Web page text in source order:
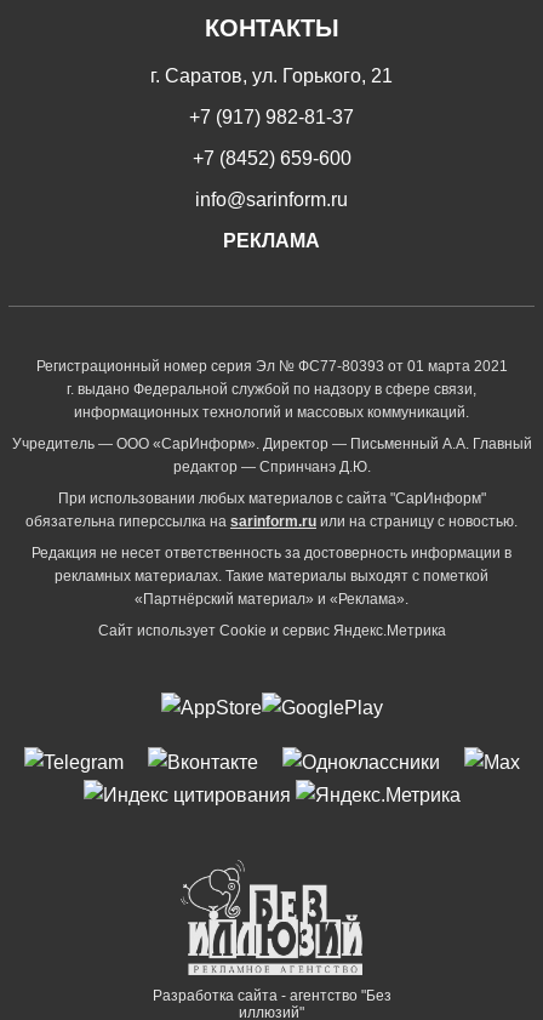
КОНТАКТЫ
г. Саратов, ул. Горького, 21
+7 (917) 982-81-37
+7 (8452) 659-600
info@sarinform.ru
РЕКЛАМА
Регистрационный номер серия Эл № ФС77-80393 от 01 марта 2021
г. выдано Федеральной службой по надзору в сфере связи,
информационных технологий и массовых коммуникаций.
Учредитель — ООО «СарИнформ». Директор — Письменный А.А. Главный
редактор — Спринчанэ Д.Ю.
При использовании любых материалов с сайта "СарИнформ"
обязательна гиперссылка на sarinform.ru или на страницу с новостью.
Редакция не несет ответственность за достоверность информации в
рекламных материалах. Такие материалы выходят с пометкой
«Партнёрский материал» и «Реклама».
Сайт использует Cookie и сервиc Яндекс.Метрика
Разработка сайта - агентство "Без
иллюзий"